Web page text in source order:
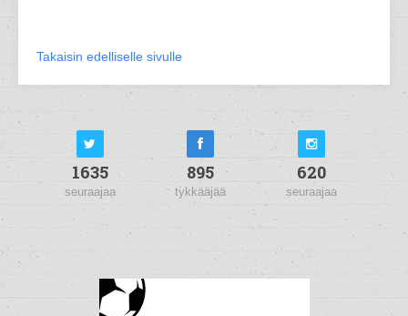
Takaisin edelliselle sivulle
1635
seuraajaa
895
tykkääjää
620
seuraajaa